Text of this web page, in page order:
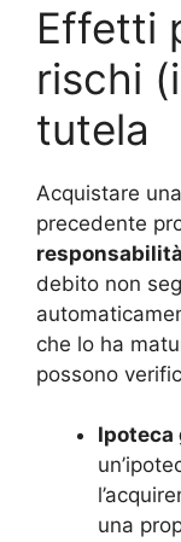
Effetti
rischi
tutela
Acquistare
precedente
debito non
che lo ha
possono
Ipoteca
una